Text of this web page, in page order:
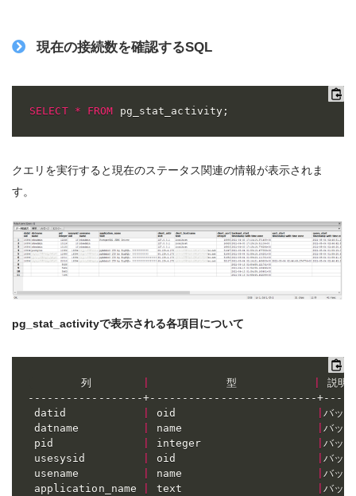
現在の接続数を確認するSQL
SELECT * FROM pg_stat_activity ;
クエリを実行すると現在のステータス関連の情報が表示されま
す。
pg_stat_activityで表示される各項目について
        列
            型
説
------------------+--------------------------
datid
oid |バッ
datname
name |バッ
pid
integer |バッ
usesysid
oid |バッ
usename
name |バッ
application_name
text |バッ